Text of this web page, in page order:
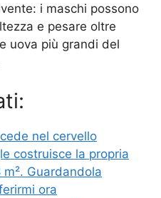
i maschi possono
e pesare oltre
uova più grandi del
nel cervello
costruisce la propria
Guardandola
ora